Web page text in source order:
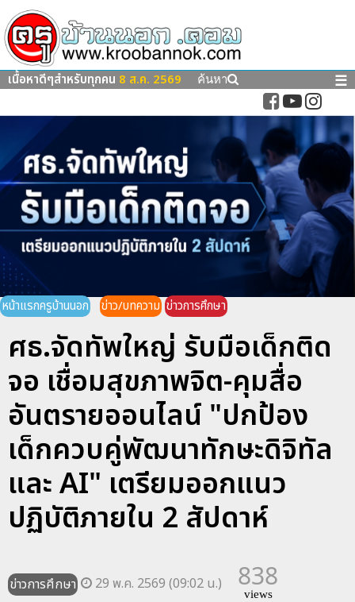
เนื้อหาดีๆสำหรับทุกคน 8 ส.ค. 2569 ค้นหา ☰
หน้าแรกครูบ้านนอก ข่าว/บทความ ข่าวการศึกษา
ศธ.จัดทัพใหญ่ รับมือเด็กติด
จอ เชื่อมสุขภาพจิต-คุมสื่อ
อันตรายออนไลน์ "ปกป้อง
เด็กควบคู่พัฒนาทักษะดิจิทัล
และ AI" เตรียมออกแนว
ปฏิบัติภายใน 2 สัปดาห์
ข่าวการศึกษา 29 พ.ค. 2569 (09:02 น.) 838
views